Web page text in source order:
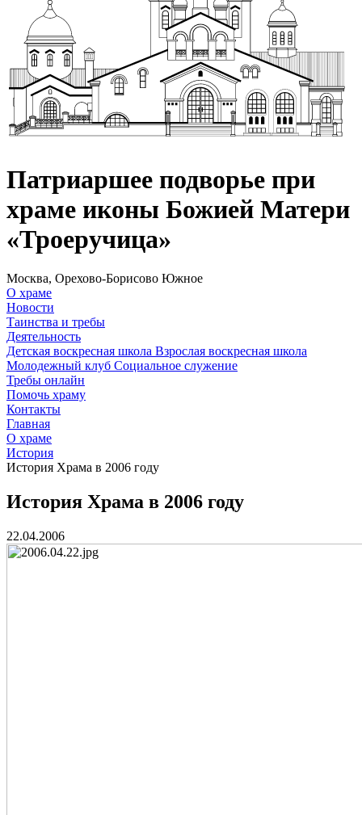
Патриаршее подворье при
храме иконы Божией Матери
«Троеручица»
Москва, Орехово-Борисово Южное
О храме
Новости
Таинства и требы
Деятельность
Детская воскресная школа Взрослая воскресная школа
Молодежный клуб Социальное служение
Требы онлайн
Помочь храму
Контакты
Главная
О храме
История
История Храма в 2006 году
История Храма в 2006 году
22.04.2006